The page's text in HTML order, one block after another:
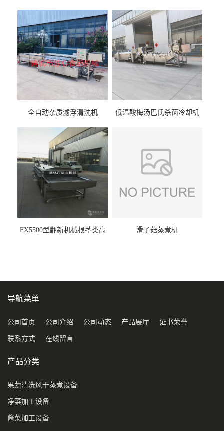
全自动杂质滤浮清洗机 低温酸梅汤巴氏杀菌冷却机
FX5500型翻新机械根茎类高
滑子菇蒸煮机
导航菜单
公司首页 公司介绍 公司动态 产品展厅 证书荣誉
联系方式 在线留言
产品分类
果蔬清洗风干蒸煮设备
净菜加工设备
酱菜加工设备